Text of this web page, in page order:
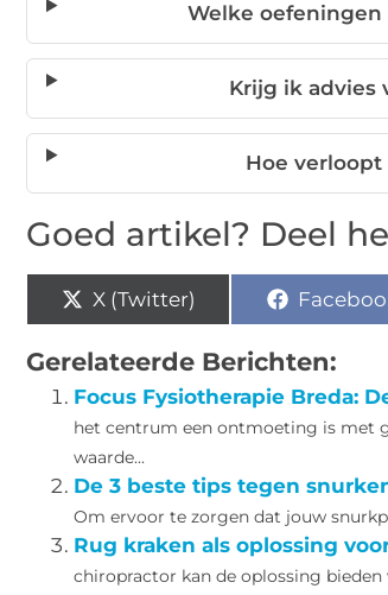
Welke
Krijg ik advies
Hoe verloopt
Goed artikel? Deel
X (Twitter)
Gerelateerde Berichten:
Focus Fysiotherapie Breda:
het centrum een ontmoeting is met
waarde...
De 3 beste tips tegen
Om ervoor te zorgen dat jouw
Rug kraken als oplossing
chiropractor kan de oplossing